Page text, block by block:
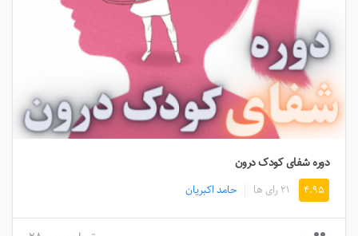
دوره شفای کودک درون
۴.۹۵ ۲۱ رای ها حامد اکبریان